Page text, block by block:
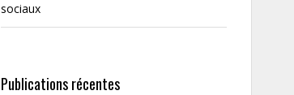
sociaux
Publications récentes